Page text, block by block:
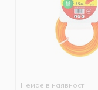
Немає в наявності